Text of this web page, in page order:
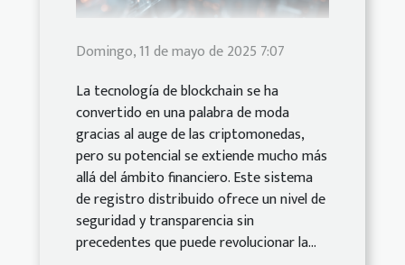
Domingo, 11 de mayo de 2025 7:07
La tecnología de blockchain se ha
convertido en una palabra de moda
gracias al auge de las criptomonedas,
pero su potencial se extiende mucho más
allá del ámbito financiero. Este sistema
de registro distribuido ofrece un nivel de
seguridad y transparencia sin
precedentes que puede revolucionar la...